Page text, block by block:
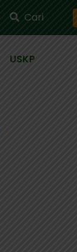
Cari
USKP